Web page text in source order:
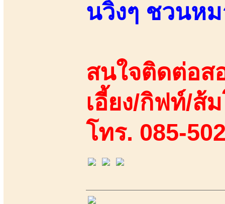
นวิ้งๆ ชวนห
สนใจติดต่อส
เอี้ยง/กิฟท์/ส้
โทร. 085-